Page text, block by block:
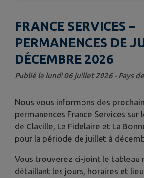
FRANCE SERVICES –
PERMANENCES DE
DÉCEMBRE 2026
Publié le lundi 06 juillet 2026 - Pays
Nous vous informons des
permanences France Services sur
de Claville, Le Fidelaire et La
pour la période de juillet à
Vous trouverez ci-joint le tableau
détaillant les jours, horaires et